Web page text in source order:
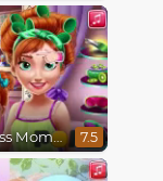
Ice Princess Mommy Real Makeover 7.5